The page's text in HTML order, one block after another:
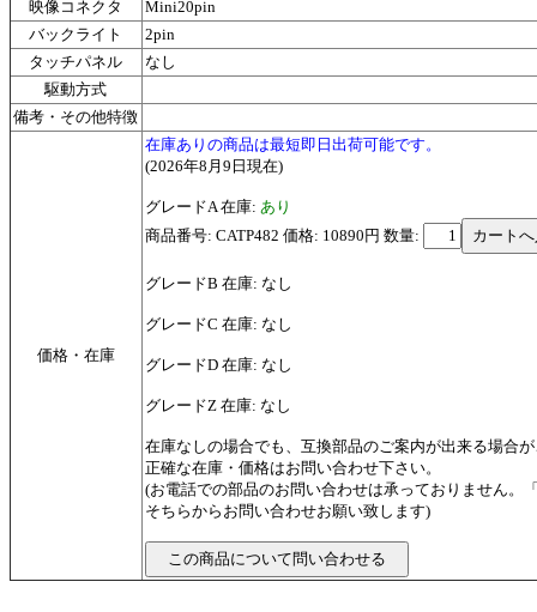
映像コネクタ
Mini20pin
バックライト
2pin
タッチパネル
なし
駆動方式
備考・その他特徴
価格・在庫
在庫ありの商品は最短即日出荷可能です。
(2026年8月9日現在)
グレードA 在庫: あり
商品番号: CATP482 価格: 10890円 数量:
グレードB 在庫: なし
グレードC 在庫: なし
グレードD 在庫: なし
グレードZ 在庫: なし
在庫なしの場合でも、互換部品のご案内が出来る場合
正確な在庫・価格はお問い合わせ下さい。
(お電話での部品のお問い合わせは承っておりません。
そちらからお問い合わせお願い致します)